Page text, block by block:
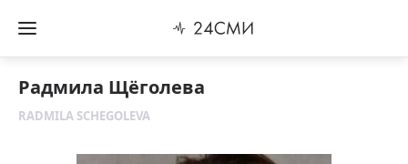
Радмила Щёголева
RADMILA SCHEGOLEVA